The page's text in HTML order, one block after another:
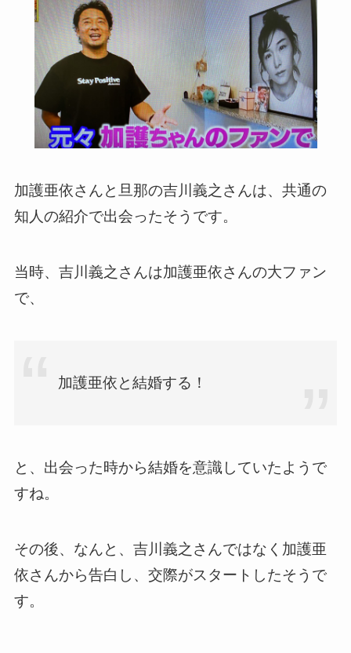
加護亜依さんと旦那の吉川義之さんは、共通の
知人の紹介で出会ったそうです。
当時、吉川義之さんは加護亜依さんの大ファン
で、
加護亜依と結婚する！
と、出会った時から結婚を意識していたようで
すね。
その後、なんと、吉川義之さんではなく加護亜
依さんから告白し、交際がスタートしたそうで
す。